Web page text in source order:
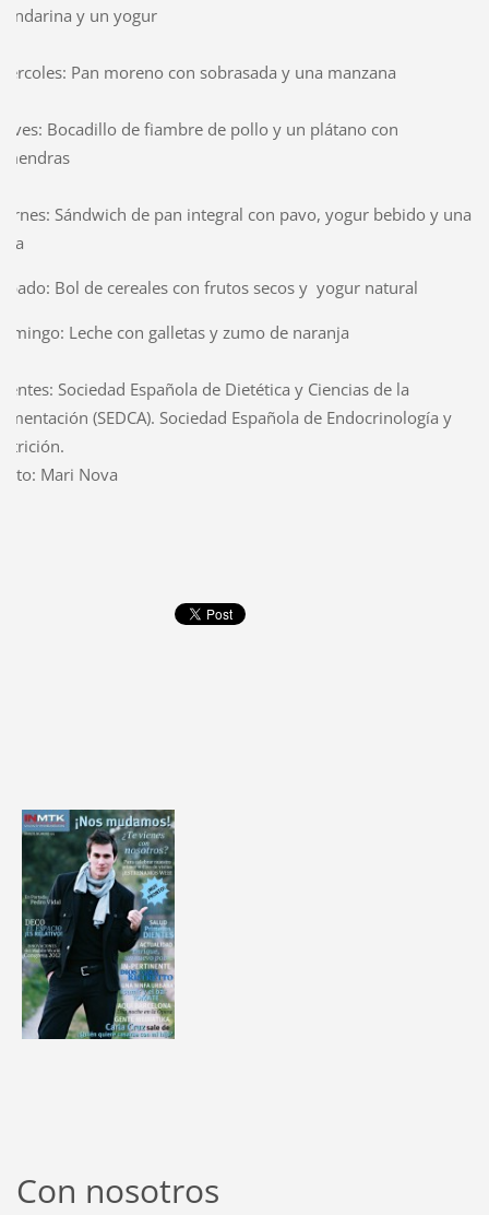
y un yogur
Pan moreno con sobrasada y una manzana
Bocadillo de fiambre de pollo y un plátano con
Sándwich de pan integral con pavo, yogur bebido y una
Bol de cereales con frutos secos y yogur natural
Leche con galletas y zumo de naranja
Sociedad Española de Dietética y Ciencias de la
(SEDCA). Sociedad Española de Endocrinología y
Mari Nova
Con nosotros